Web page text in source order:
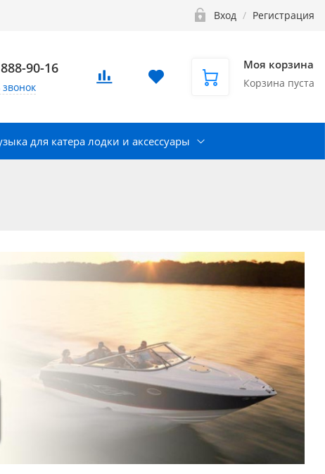
Вход / Регистрация
90-16
звонок
Моя корзина
Корзина пуста
для катера лодки и аксессуары